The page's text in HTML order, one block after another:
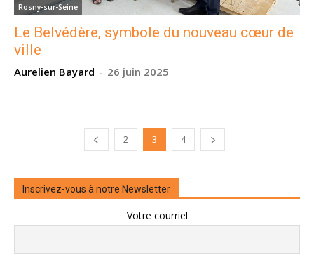
Rosny-sur-Seine
Le Belvédère, symbole du nouveau cœur de
ville
Aurelien Bayard - 26 juin 2025
2 3 4
Inscrivez-vous à notre Newsletter
Votre courriel